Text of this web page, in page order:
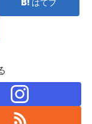
はてブ